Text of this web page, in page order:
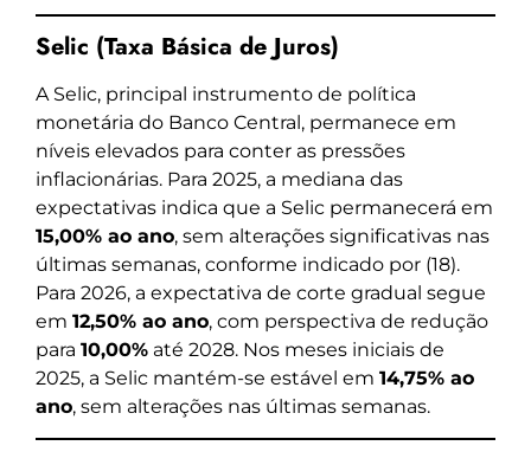
Selic (Taxa Básica de Juros)
A Selic, principal instrumento de política
monetária do Banco Central, permanece em
níveis elevados para conter as pressões
inflacionárias. Para 2025, a mediana das
expectativas indica que a Selic permanecerá em
15,00% ao ano, sem alterações significativas nas
últimas semanas, conforme indicado por (18).
Para 2026, a expectativa de corte gradual segue
em 12,50% ao ano, com perspectiva de redução
para 10,00% até 2028. Nos meses iniciais de
2025, a Selic mantém-se estável em 14,75% ao
ano, sem alterações nas últimas semanas.